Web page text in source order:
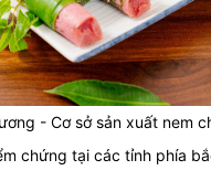
- Cơ sở sản xuất nem
chứng tại các tỉnh phía